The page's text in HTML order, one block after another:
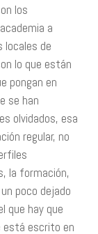
los
a
locales de
lo que están
pongan en
se han
olvidados, esa
regular, no
la formación,
poco dejado
que hay que
está escrito en